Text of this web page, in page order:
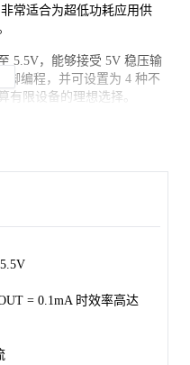
常适合为超低功耗应用供
5.5V，能够接受 5V 稳压输
脚编程，并可设置为 4 种不
有限设备的理想选择。
转换器解决方案。
= 0.1mA 时效率高达